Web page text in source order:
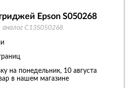
Epson S050268
аналог C13S050268
на понедельник, 10 августа
в нашем магазине